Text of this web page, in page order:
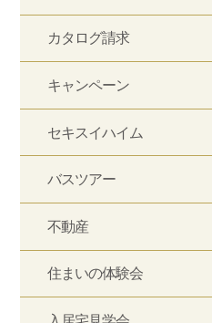
カタログ請求
キャンペーン
セキスイハイム
バスツアー
不動産
住まいの体験会